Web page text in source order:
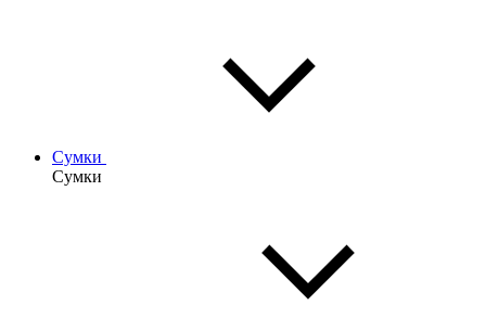
Сумки
Сумки